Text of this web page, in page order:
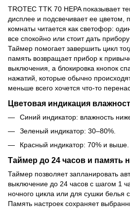
TROTEC TTK 70 HEPA показывает
дисплее и подсвечивает ее цветом,
комнаты читается как светофор:
все спокойно или стоит дать
Таймер помогает завершить цикл
память возвращает прибор к
выключения, а блокировка кнопок
нажатий, которые обычно
меньше всего хочется что-то
Цветовая индикация
Синий индикатор: влажность
Зеленый индикатор: 30–80%.
Красный индикатор: 70% и выше.
Таймер до 24 часов и память
Таймер позволяет запланировать
выключение до 24 часов с шагом 1
ночного цикла или для сушки белья
Память настроек сохраняет